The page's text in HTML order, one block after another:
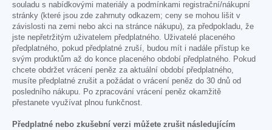
souladu s nabídkovými materiály a podmínkami registrační/nákupní
stránky (které jsou zde zahrnuty odkazem; ceny se mohou lišit v
závislosti na zemi nebo akci na stránce nákupu), za předpokladu, že
jste nepřetržitým uživatelem předplatného. Uživatelé placeného
předplatného, pokud předplatné zruší, budou mít i nadále přístup ke
svým produktům až do konce placeného období předplatného. Pokud
chcete obdržet vrácení peněz za aktuální období předplatného,
musíte předplatné zrušit a požádat o vrácení peněz do 30 dnů od
posledního nákupu. Po zpracování vrácení peněz okamžitě
přestanete využívat plnou funkčnost.
Předplatné nebo zkušební verzi můžete zrušit následujícím